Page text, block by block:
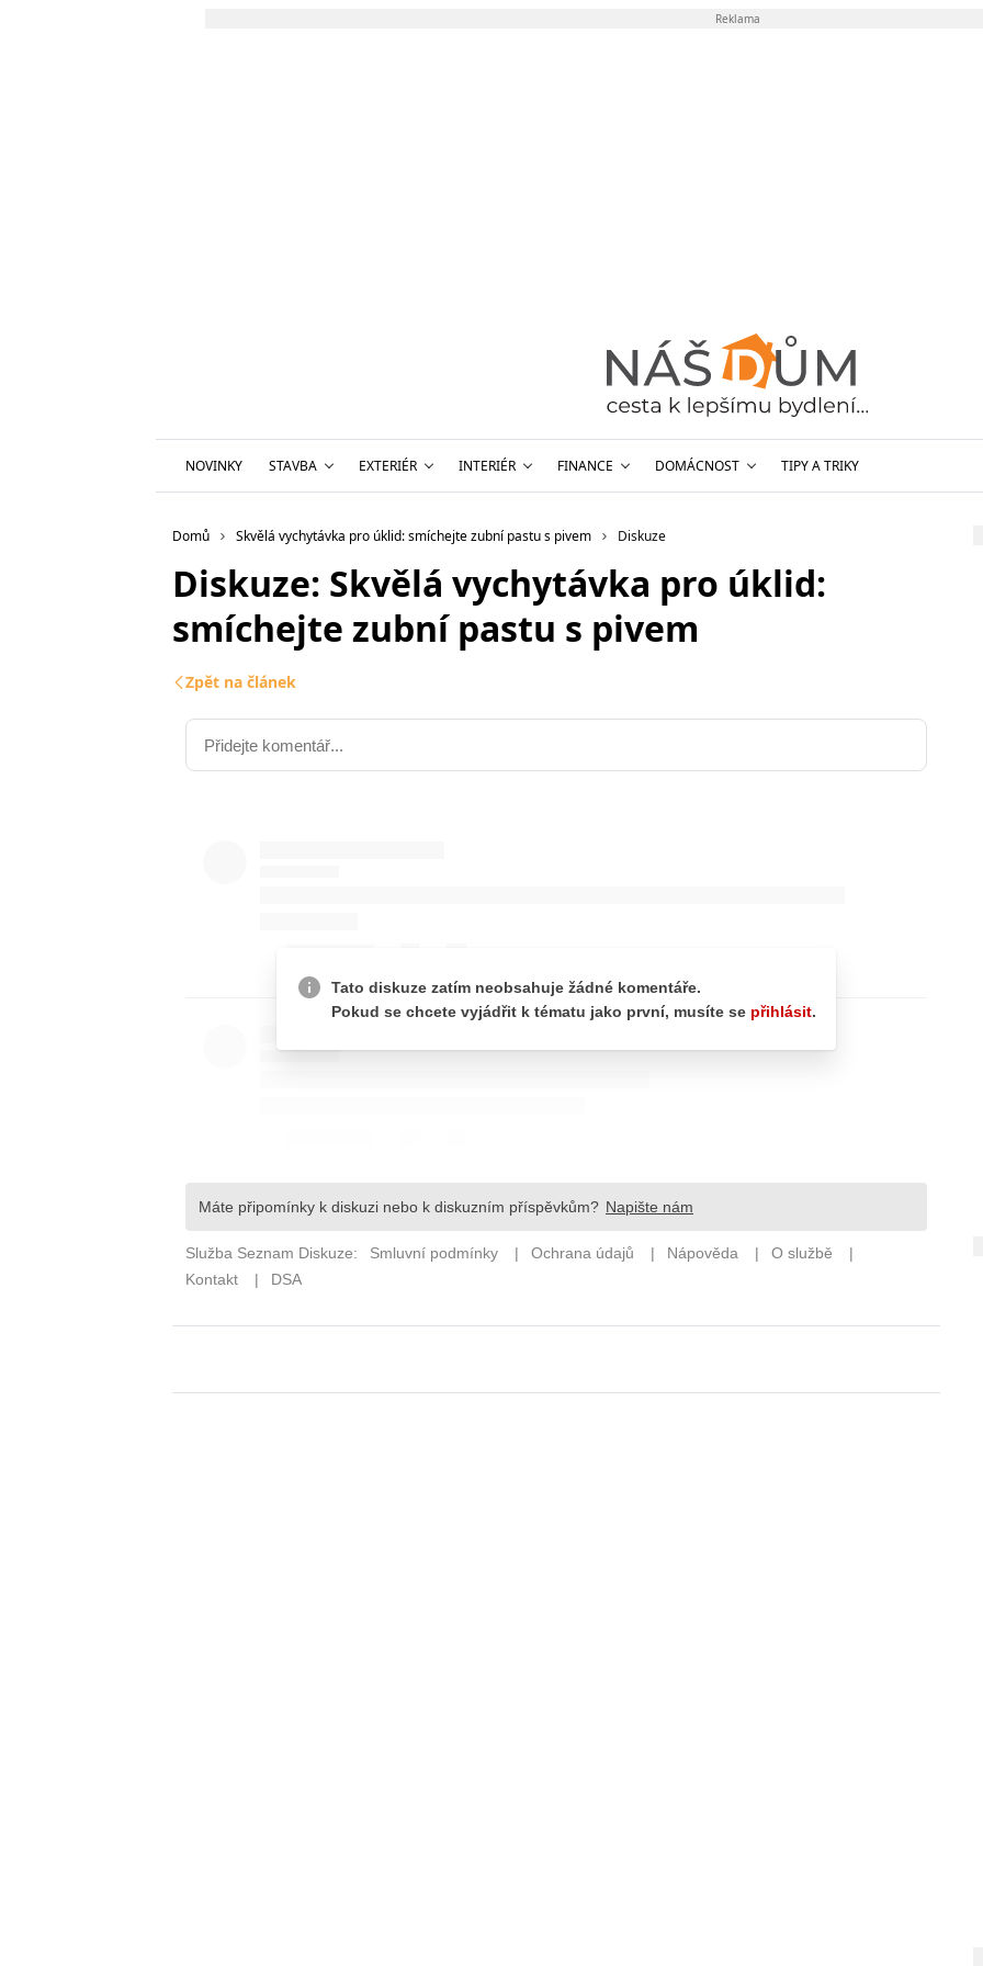
Reklama
NOVINKY STAVBA EXTERIÉR INTERIÉR FINANCE DOMÁCNOST TIPY A TRIKY
Domů Skvělá vychytávka pro úklid: smíchejte zubní pastu s pivem Diskuze
Diskuze: Skvělá vychytávka pro úklid:
smíchejte zubní pastu s pivem
Zpět na článek